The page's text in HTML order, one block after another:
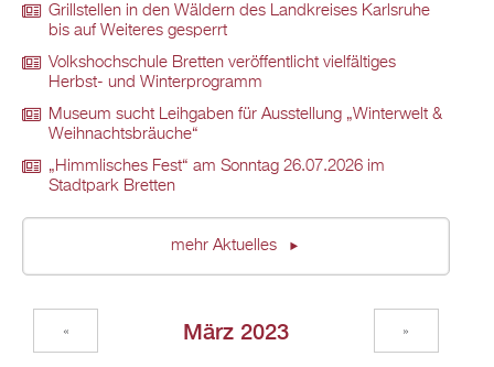
Grillstellen in den Wäldern des Landkreises Karlsruhe
bis auf Weiteres gesperrt
Volkshochschule Bretten veröffentlicht vielfältiges
Herbst- und Winterprogramm
Museum sucht Leihgaben für Ausstellung „Winterwelt &
Weihnachtsbräuche“
„Himmlisches Fest“ am Sonntag 26.07.2026 im
Stadtpark Bretten
mehr Aktuelles
März 2023
« »